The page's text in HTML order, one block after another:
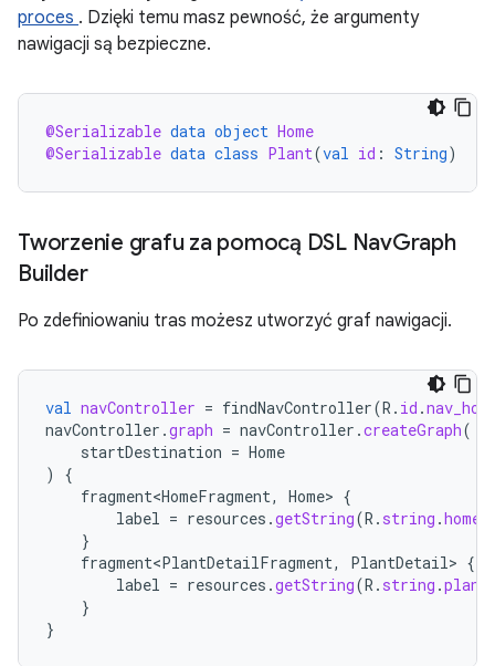
proces . Dzięki temu masz pewność, że argumenty
nawigacji są bezpieczne.
@Serializable data object Home
@Serializable data class Plant(val id : String)
Tworzenie grafu za pomocą DSL NavGraph
Builder
Po zdefiniowaniu tras możesz utworzyć graf nawigacji.
val navController = findNavController(R . id .
navController .graph = navController .createGraph(
startDestination = Home
)
{
fragment<HomeFragment, Home> {
label = resources .getString(R . string .
}
fragment<PlantDetailFragment, PlantDetail> {
label = resources .getString(R . string .
}
}